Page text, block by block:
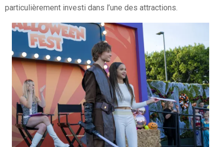
particulièrement investi dans l’une des attractions.